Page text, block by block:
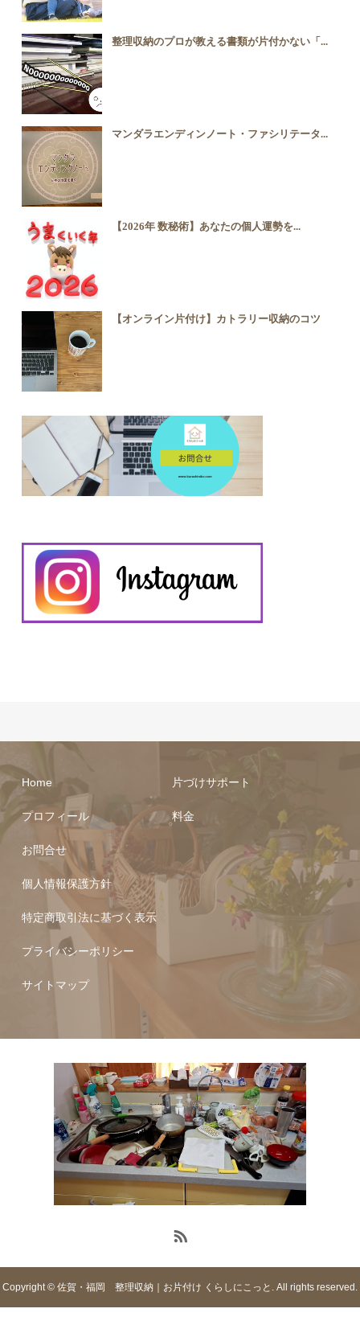
整理収納のプロが教える書類が片付かない「...
マンダラエンディンノート・ファシリテータ...
【2026年 数秘術】あなたの個人運勢を...
【オンライン片付け】カトラリー収納のコツ
Home
プロフィール
お問合せ
片づけサポート
料金
個人情報保護方針
特定商取引法に基づく表示
プライバシーポリシー
サイトマップ
Copyright © 佐賀・福岡 整理収納｜お片付け くらしにこっと. All rights reserved.